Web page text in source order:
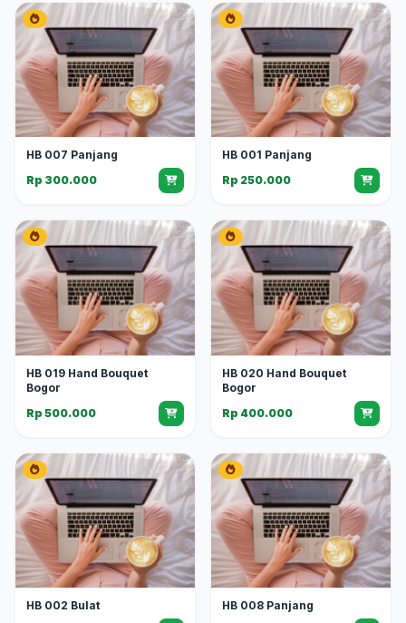
HB 007 Panjang
Rp 300.000
HB 001 Panjang
Rp 250.000
HB 019 Hand Bouquet
Bogor
Rp 500.000
HB 020 Hand Bouquet
Bogor
Rp 400.000
HB 002 Bulat
HB 008 Panjang